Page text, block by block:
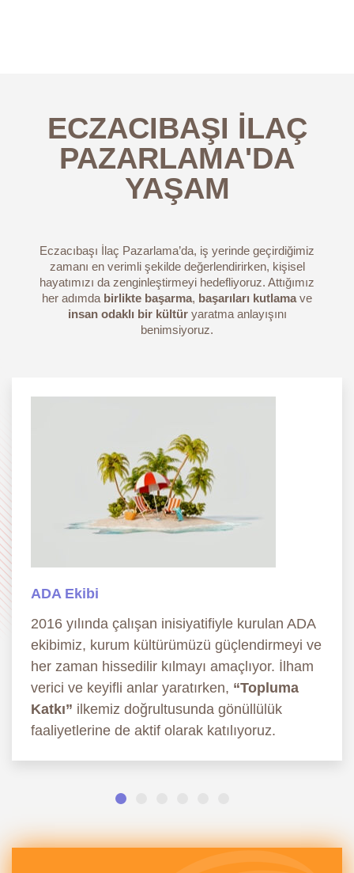
ECZACIBAŞI İLAÇ
PAZARLAMA'DA
YAŞAM
Eczacıbaşı İlaç Pazarlama’da, iş yerinde geçirdiğimiz
zamanı en verimli şekilde değerlendirirken, kişisel
hayatımızı da zenginleştirmeyi hedefliyoruz. Attığımız
her adımda birlikte başarma, başarıları kutlamave
insan odaklı bir kültüryaratma anlayışını
benimsiyoruz.
ADA Ekibi
2016 yılında çalışan inisiyatifiyle kurulan ADA
ekibimiz, kurum kültürümüzü güçlendirmeyi ve
her zaman hissedilir kılmayı amaçlıyor. İlham
verici ve keyifli anlar yaratırken, “Topluma
Katkı” ilkemiz doğrultusunda gönüllülük
faaliyetlerine de aktif olarak katılıyoruz.